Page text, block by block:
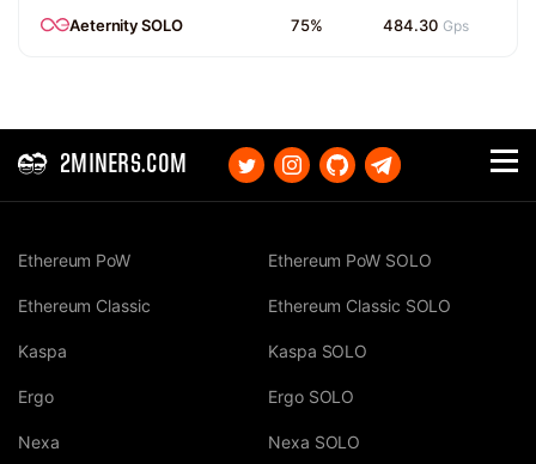
Aeternity SOLO 75% 484.30 Gps
2MINERS.COM
Ethereum PoW
Ethereum Classic
Kaspa
Ergo
Nexa
Ethereum PoW SOLO
Ethereum Classic SOLO
Kaspa SOLO
Ergo SOLO
Nexa SOLO